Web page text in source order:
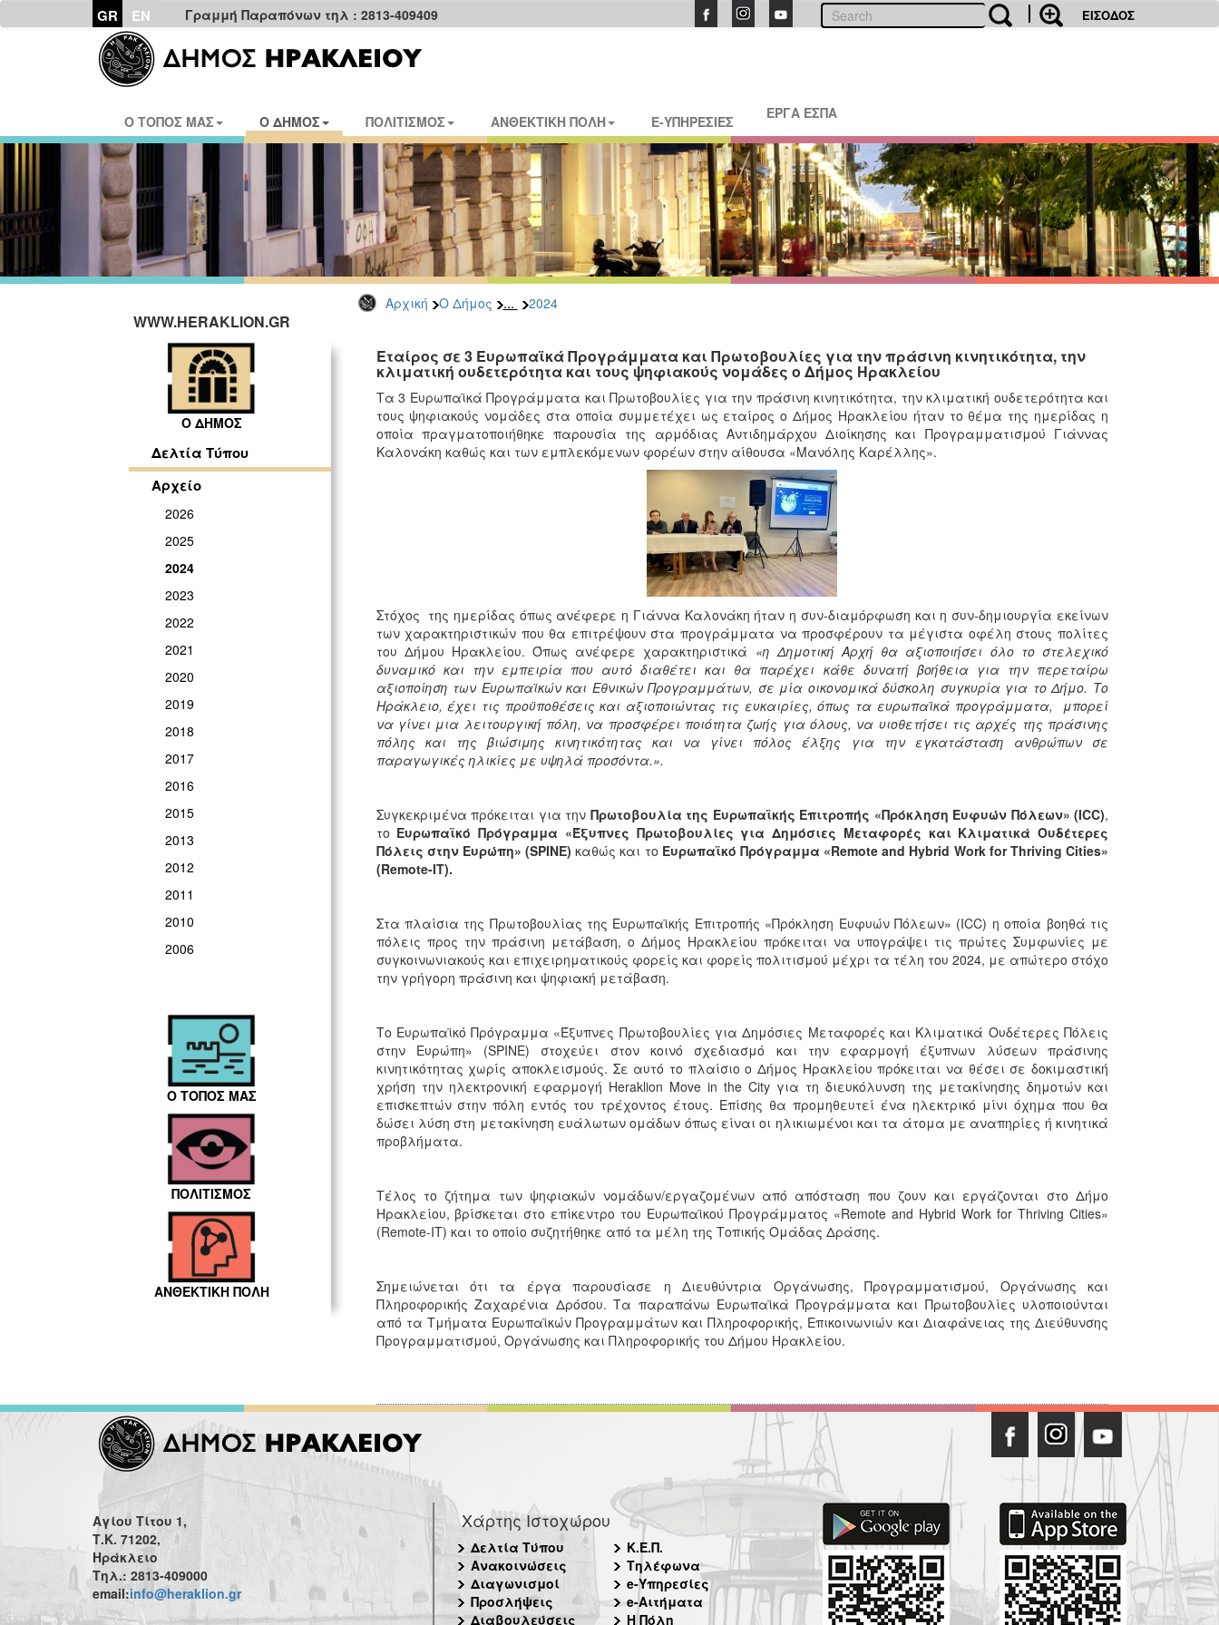
GR EN Γραμμή Παραπόνων τηλ : 2813-409409 ΕΙΣΟΔΟΣ
Ο ΤΟΠΟΣ ΜΑΣ Ο ΔΗΜΟΣ ΠΟΛΙΤΙΣΜΟΣ ΑΝΘΕΚΤΙΚΗ ΠΟΛΗ E-ΥΠΗΡΕΣΙΕΣ ΕΡΓΑ ΕΣΠΑ
Αρχική Ο Δήμος ... 2024
WWW.HERAKLION.GR
Ο ΔΗΜΟΣ
Δελτία Τύπου
Αρχείο
2026
2025
2024
2023
2022
2021
2020
2019
2018
2017
2016
2015
2013
2012
2011
2010
2006
Ο ΤΟΠΟΣ ΜΑΣ
ΠΟΛΙΤΙΣΜΟΣ
ΑΝΘΕΚΤΙΚΗ ΠΟΛΗ
Εταίρος σε 3 Ευρωπαϊκά Προγράμματα και Πρωτοβουλίες για την πράσινη κινητικότητα, την
κλιματική ουδετερότητα και τους ψηφιακούς νομάδες ο Δήμος Ηρακλείου
Τα 3 Ευρωπαϊκά Προγράμματα και Πρωτοβουλίες για την πράσινη κινητικότητα, την κλιματική ουδετερότητα και
τους ψηφιακούς νομάδες στα οποία συμμετέχει ως εταίρος ο Δήμος Ηρακλείου ήταν το θέμα της ημερίδας η
οποία πραγματοποιήθηκε παρουσία της αρμόδιας Αντιδημάρχου Διοίκησης και Προγραμματισμού Γιάννας
Καλονάκη καθώς και των εμπλεκόμενων φορέων στην αίθουσα «Μανόλης Καρέλλης».
Στόχος της ημερίδας όπως ανέφερε η Γιάννα Καλονάκη ήταν η συν-διαμόρφωση και η συν-δημιουργία εκείνων
των χαρακτηριστικών που θα επιτρέψουν στα προγράμματα να προσφέρουν τα μέγιστα οφέλη στους πολίτες
του Δήμου Ηρακλείου. Όπως ανέφερε χαρακτηριστικά «η Δημοτική Αρχή θα αξιοποιήσει όλο το στελεχικό
δυναμικό και την εμπειρία που αυτό διαθέτει και θα παρέχει κάθε δυνατή βοήθεια για την περεταίρω
αξιοποίηση των Ευρωπαϊκών και Εθνικών Προγραμμάτων, σε μία οικονομικά δύσκολη συγκυρία για το Δήμο. Το
Ηράκλειο, έχει τις προϋποθέσεις και αξιοποιώντας τις ευκαιρίες, όπως τα ευρωπαϊκά προγράμματα, μπορεί
να γίνει μια λειτουργική πόλη, να προσφέρει ποιότητα ζωής για όλους, να υιοθετήσει τις αρχές της πράσινης
πόλης και της βιώσιμης κινητικότητας και να γίνει πόλος έλξης για την εγκατάσταση ανθρώπων σε
παραγωγικές ηλικίες με υψηλά προσόντα.».
Συγκεκριμένα πρόκειται για την Πρωτοβουλία της Ευρωπαϊκής Επιτροπής «Πρόκληση Ευφυών Πόλεων» (ICC),
το Ευρωπαϊκό Πρόγραμμα «Έξυπνες Πρωτοβουλίες για Δημόσιες Μεταφορές και Κλιματικά Ουδέτερες
Πόλεις στην Ευρώπη» (SPINE) καθώς και το Ευρωπαϊκό Πρόγραμμα «Remote and Hybrid Work for Thriving Cities»
(Remote-IT).
Στα πλαίσια της Πρωτοβουλίας της Ευρωπαϊκής Επιτροπής «Πρόκληση Ευφυών Πόλεων» (ICC) η οποία βοηθά τις
πόλεις προς την πράσινη μετάβαση, ο Δήμος Ηρακλείου πρόκειται να υπογράψει τις πρώτες Συμφωνίες με
συγκοινωνιακούς και επιχειρηματικούς φορείς και φορείς πολιτισμού μέχρι τα τέλη του 2024, με απώτερο στόχο
την γρήγορη πράσινη και ψηφιακή μετάβαση.
Το Ευρωπαϊκό Πρόγραμμα «Έξυπνες Πρωτοβουλίες για Δημόσιες Μεταφορές και Κλιματικά Ουδέτερες Πόλεις
στην Ευρώπη» (SPINE) στοχεύει στον κοινό σχεδιασμό και την εφαρμογή έξυπνων λύσεων πράσινης
κινητικότητας χωρίς αποκλεισμούς. Σε αυτό το πλαίσιο ο Δήμος Ηρακλείου πρόκειται να θέσει σε δοκιμαστική
χρήση την ηλεκτρονική εφαρμογή Heraklion Move in the City για τη διευκόλυνση της μετακίνησης δημοτών και
επισκεπτών στην πόλη εντός του τρέχοντος έτους. Επίσης θα προμηθευτεί ένα ηλεκτρικό μίνι όχημα που θα
δώσει λύση στη μετακίνηση ευάλωτων ομάδων όπως είναι οι ηλικιωμένοι και τα άτομα με αναπηρίες ή κινητικά
προβλήματα.
Τέλος το ζήτημα των ψηφιακών νομάδων/εργαζομένων από απόσταση που ζουν και εργάζονται στο Δήμο
Ηρακλείου, βρίσκεται στο επίκεντρο του Ευρωπαϊκού Προγράμματος «Remote and Hybrid Work for Thriving Cities»
(Remote-IT) και το οποίο συζητήθηκε από τα μέλη της Τοπικής Ομάδας Δράσης.
Σημειώνεται ότι τα έργα παρουσίασε η Διευθύντρια Οργάνωσης, Προγραμματισμού, Οργάνωσης και
Πληροφορικής Ζαχαρένια Δρόσου. Τα παραπάνω Ευρωπαϊκά Προγράμματα και Πρωτοβουλίες υλοποιούνται
από τα Τμήματα Ευρωπαϊκών Προγραμμάτων και Πληροφορικής, Επικοινωνιών και Διαφάνειας της Διεύθυνσης
Προγραμματισμού, Οργάνωσης και Πληροφορικής του Δήμου Ηρακλείου.
Αγίου Τίτου 1,
Τ.Κ. 71202,
Ηράκλειο
Τηλ.: 2813-409000
email:info@heraklion.gr
Χάρτης Ιστοχώρου
Δελτία Τύπου
Ανακοινώσεις
Διαγωνισμοί
Προσλήψεις
Διαβουλεύσεις
Κ.Ε.Π.
Τηλέφωνα
e-Υπηρεσίες
e-Αιτήματα
Η Πόλη